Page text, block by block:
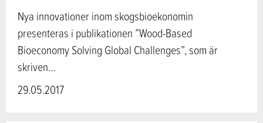
Nya innovationer inom skogsbioekonomin
presenteras i publikationen ”Wood-Based
Bioeconomy Solving Global Challenges”, som är
skriven…
29.05.2017